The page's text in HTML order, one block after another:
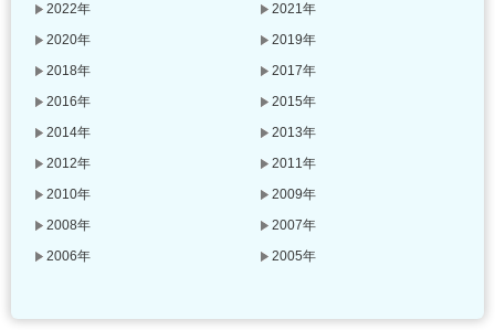
2022年
2021年
2020年
2019年
2018年
2017年
2016年
2015年
2014年
2013年
2012年
2011年
2010年
2009年
2008年
2007年
2006年
2005年